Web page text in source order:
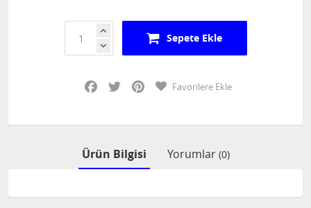
Sepete Ekle
Facebook
Twitter PinterestFavorilere Ekle
Ürün Bilgisi Yorumlar (0)